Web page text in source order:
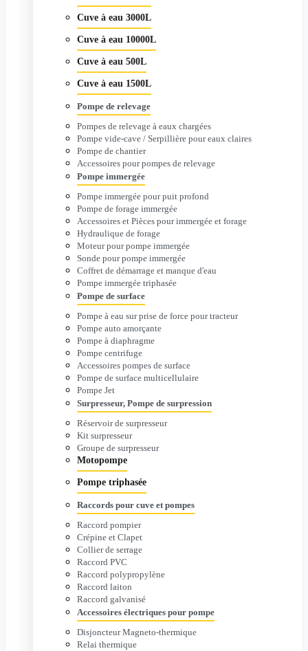
Cuve à eau 3000L
Cuve à eau 10000L
Cuve à eau 500L
Cuve à eau 1500L
Pompe de relevage
Pompes de relevage à eaux chargées
Pompe vide-cave / Serpillière pour eaux claires
Pompe de chantier
Accessoires pour pompes de relevage
Pompe immergée
Pompe immergée pour puit profond
Pompe de forage immergée
Accessoires et Pièces pour immergée et forage
Hydraulique de forage
Moteur pour pompe immergée
Sonde pour pompe immergée
Coffret de démarrage et manque d'eau
Pompe immergée triphasée
Pompe de surface
Pompe à eau sur prise de force pour tracteur
Pompe auto amorçante
Pompe à diaphragme
Pompe centrifuge
Accessoires pompes de surface
Pompe de surface multicellulaire
Pompe Jet
Surpresseur, Pompe de surpression
Réservoir de surpresseur
Kit surpresseur
Groupe de surpresseur
Motopompe
Pompe triphasée
Raccords pour cuve et pompes
Raccord pompier
Crépine et Clapet
Collier de serrage
Raccord PVC
Raccord polypropylène
Raccord laiton
Raccord galvanisé
Accessoires électriques pour pompe
Disjoncteur Magneto-thermique
Relai thermique